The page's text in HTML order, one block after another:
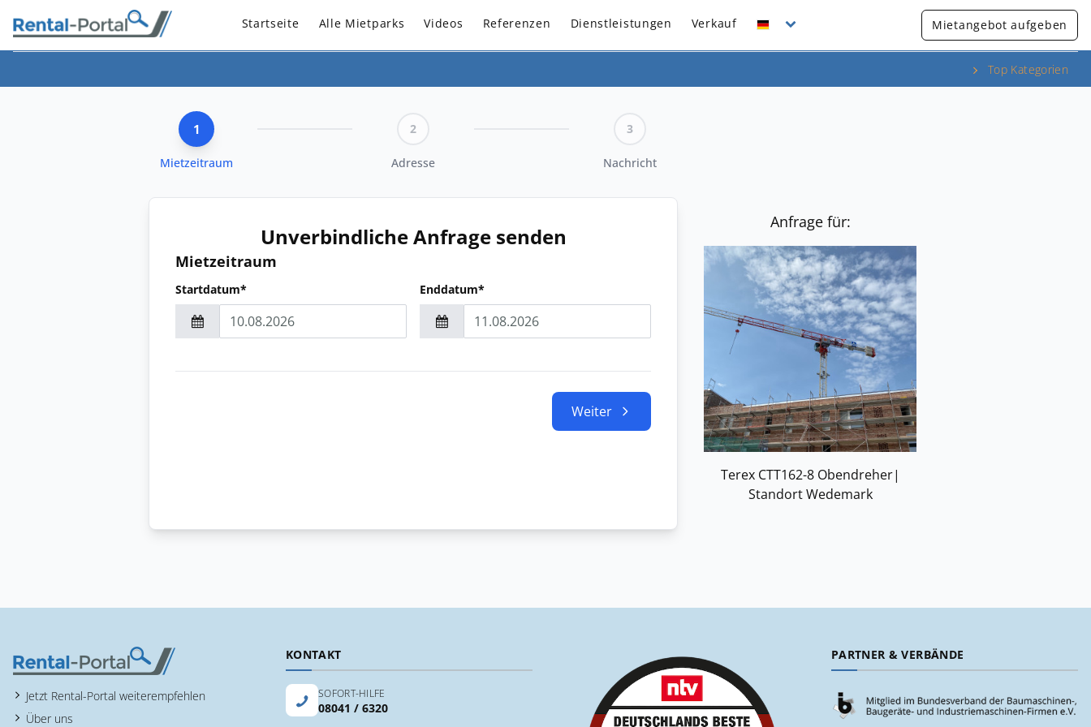
Startseite Alle Mietparks Videos Referenzen Dienstleistungen Verkauf Mietangebot aufgeben
Top Kategorien
1
Mietzeitraum
2
Adresse
3
Nachricht
Unverbindliche Anfrage senden
Mietzeitraum
Startdatum* Enddatum*
Weiter
Anfrage für:
Terex CTT162-8 Obendreher|
Standort Wedemark
Jetzt Rental-Portal weiterempfehlen
Über uns
KONTAKT
SOFORT-HILFE
08041 / 6320
PARTNER & VERBÄNDE